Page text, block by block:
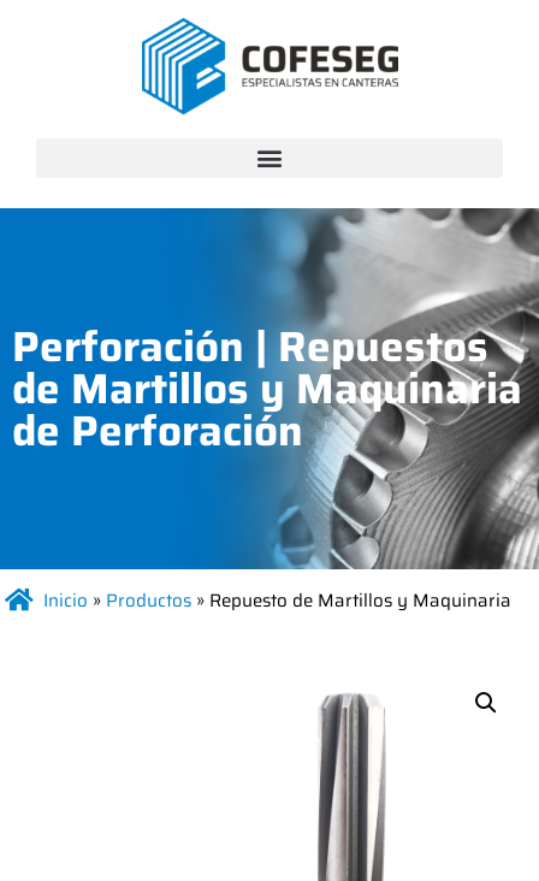
Perforación |Repuestos
de Martillos y Maquinaria
de Perforación
Inicio » Productos » Repuesto de Martillos y Maquinaria